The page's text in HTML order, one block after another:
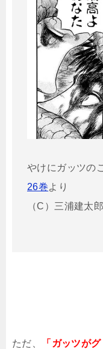
やけにガッツの
26巻より
（C）三浦建太
ただ、
「ガッツが